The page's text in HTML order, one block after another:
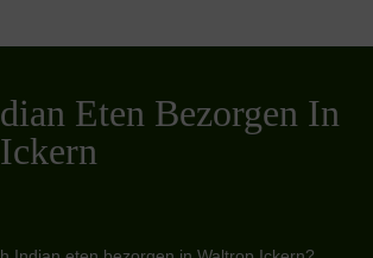
Eten Bezorgen In